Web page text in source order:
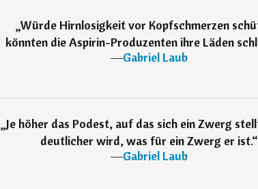
„Würde Hirnlosigkeit vor Kopfschmerzen
könnten die Aspirin-Produzenten ihre Läden
―Gabriel Laub
„Je höher das Podest, auf das sich ein Zwerg
deutlicher wird, was für ein Zwerg er ist.“
―Gabriel Laub